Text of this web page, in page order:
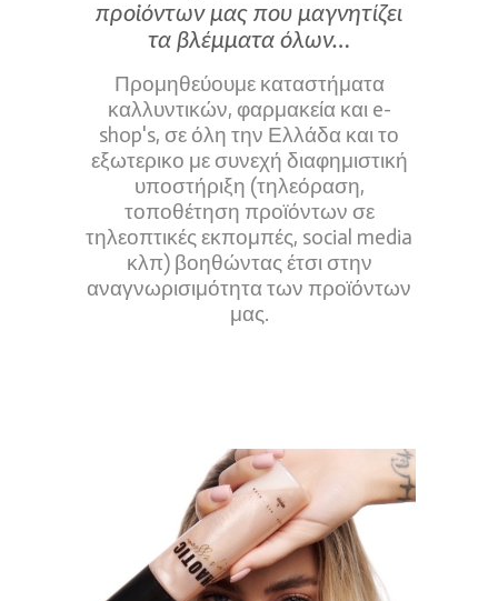
προϊόντων μας που μαγνητίζει
τα βλέμματα όλων…
Προμηθεύουμε καταστήματα
καλλυντικών, φαρμακεία και e-
shop's, σε όλη την Ελλάδα και το
εξωτερικο με συνεχή διαφημιστική
υποστήριξη (τηλεόραση,
τοποθέτηση προϊόντων σε
τηλεοπτικές εκπομπές, social media
κλπ) βοηθώντας έτσι στην
αναγνωρισιμότητα των προϊόντων
μας.